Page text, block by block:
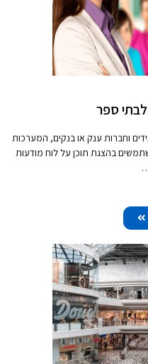
לבתי ספר
וחברות ענק או בנקים, המערכות
בהצגת תוכן על לוח מודעות